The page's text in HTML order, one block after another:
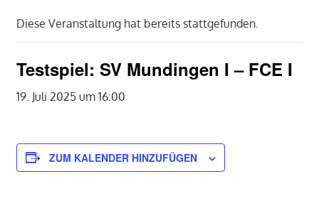
Diese Veranstaltung hat bereits stattgefunden.
Testspiel: SV Mundingen I – FCE I
19. Juli 2025 um 16:00
ZUM KALENDER HINZUFÜGEN